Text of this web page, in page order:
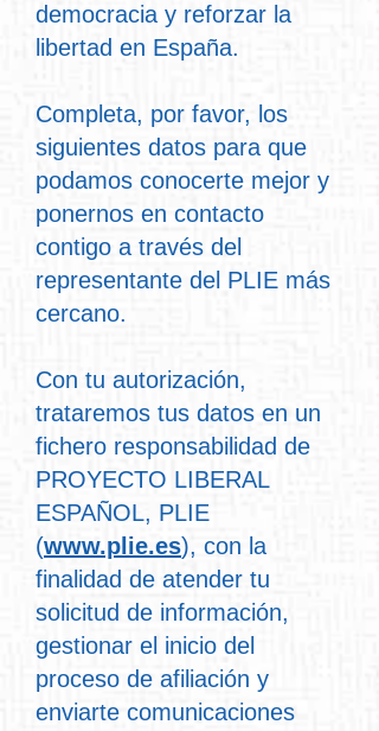
democracia y reforzar la
libertad en España.
Completa, por favor, los
siguientes datos para que
podamos conocerte mejor y
ponernos en contacto
contigo a través del
representante del PLIE más
cercano.
Con tu autorización,
trataremos tus datos en un
fichero responsabilidad de
PROYECTO LIBERAL
ESPAÑOL, PLIE
(www.plie.es), con la
finalidad de atender tu
solicitud de información,
gestionar el inicio del
proceso de afiliación y
enviarte comunicaciones